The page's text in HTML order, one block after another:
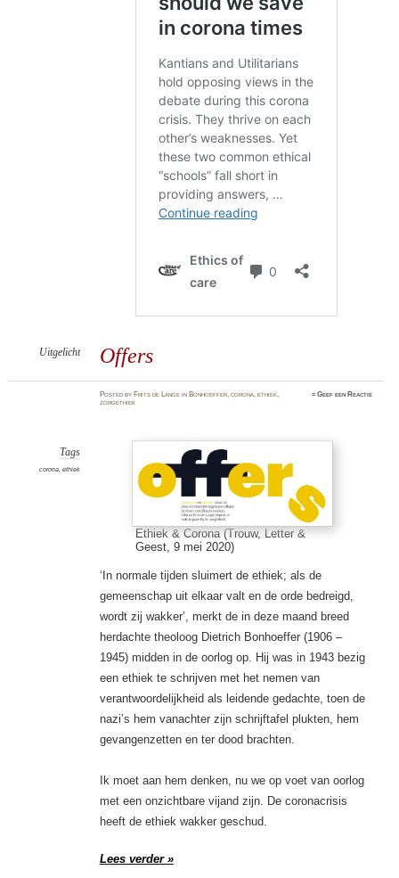
Offers
Uitgelicht
PostedbyFrits de Lange inBonhoeffer ,corona ,ethiek
zorgethiek
≈Geef een Reactie
Tags
corona, ethiek
Ethiek & Corona (Trouw, Letter &
Geest, 9 mei 2020)
‘In normale tijden sluimert de ethiek; als de
gemeenschap uit elkaar valt en de orde bedreigd,
wordt zij wakker’, merkt de in deze maand breed
herdachte theoloog Dietrich Bonhoeffer (1906 –
1945) midden in de oorlog op. Hij was in 1943 bezig
een ethiek te schrijven met het nemen van
verantwoordelijkheid als leidende gedachte, toen de
nazi’s hem vanachter zijn schrijftafel plukten, hem
gevangenzetten en ter dood brachten.
Ik moet aan hem denken, nu we op voet van oorlog
met een onzichtbare vijand zijn. De coronacrisis
heeft de ethiek wakker geschud.
Lees verder »